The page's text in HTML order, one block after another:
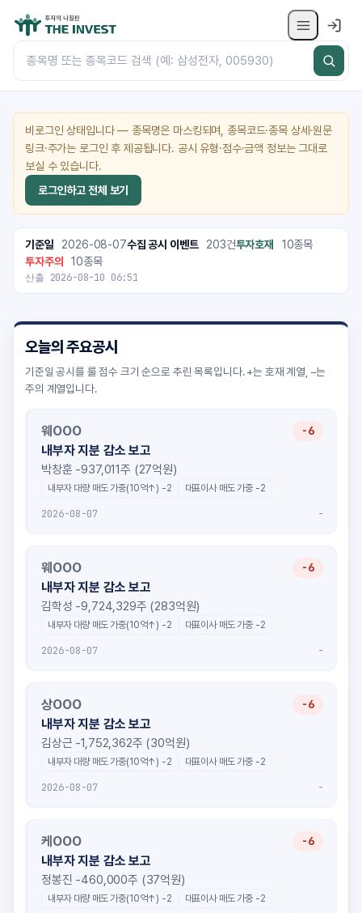
비로그인 상태입니다 — 종목명은 마스킹되며, 종목코드·종목 상세·원문
링크·주가는 로그인 후 제공됩니다. 공시 유형·점수·금액 정보는 그대로
보실 수 있습니다.
로그인하고 전체 보기
기준일 2026-08-07수집 공시 이벤트 203건투자호재
10종목
투자주의
10종목
산출 2026-08-10 06:51
오늘의 주요공시
기준일 공시를 룰 점수 크기 순으로 추린 목록입니다. +는 호재 계열, −는
주의 계열입니다.
웨OOO -6
내부자 지분 감소 보고
박창훈 -937,011주 (27억원)
내부자 대량 매도 가중(10억↑) -2 대표이사 매도 가중 -2
2026-08-07 -
웨OOO -6
내부자 지분 감소 보고
김학성 -9,724,329주 (283억원)
내부자 대량 매도 가중(10억↑) -2 대표이사 매도 가중 -2
2026-08-07 -
상OOO -6
내부자 지분 감소 보고
김상근 -1,752,362주 (30억원)
내부자 대량 매도 가중(10억↑) -2 대표이사 매도 가중 -2
2026-08-07 -
케OOO -6
내부자 지분 감소 보고
정봉진 -460,000주 (37억원)
내부자 대량 매도 가중(10억↑) -2 대표이사 매도 가중 -2